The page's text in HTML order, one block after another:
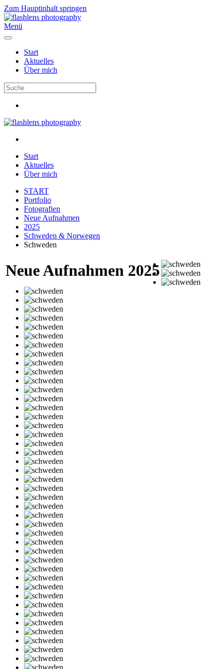
Zum Hauptinhalt springen
Menü
Start
Aktuelles
Über mich
Start
Aktuelles
Über mich
START
Portfolio
Fotografien
Neue Aufnahmen
2025
Schweden & Norwegen
Schweden
Neue Aufnahmen 2025